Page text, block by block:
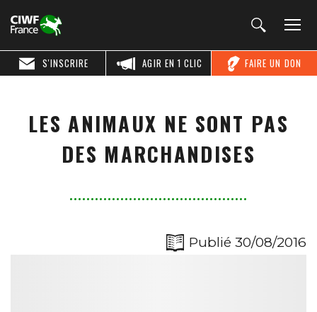
FAIRE UN DON
AGIR EN 1 CLIC
S'INSCRIRE
LES ANIMAUX NE SONT PAS
DES MARCHANDISES
Publié 30/08/2016